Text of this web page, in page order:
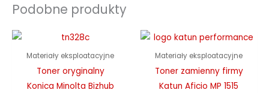
Podobne produkty
Materiały eksploatacyjne
Toner oryginalny
Konica Minolta Bizhub
Materiały eksploatacyjne
Toner zamienny firmy
Katun Aficio MP 1515